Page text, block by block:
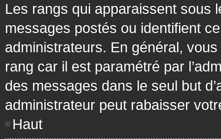
Les rangs qui apparaissent sous
messages postés ou identifient
administrateurs. En général,
rang car il est paramétré par
des messages dans le seul but
administrateur peut rabaisser
Haut